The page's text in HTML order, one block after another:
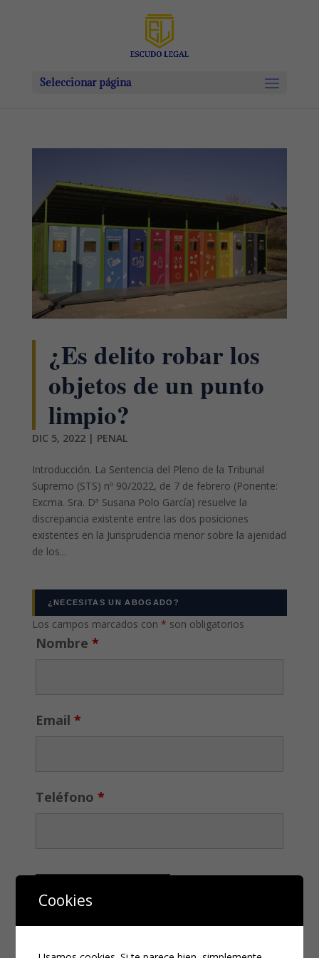
Seleccionar página
¿Es delito robar los
objetos de un punto
limpio?
DIC 5, 2022| PENAL
Introducción. La Sentencia del Pleno de la Tribunal
Supremo (STS) nº 90/2022, de 7 de febrero (Ponente:
Excma. Sra. Dª Susana Polo García) resuelve la
discrepancia existente entre las dos posiciones
existentes en la Jurisprudencia menor sobre la ajenidad
de los...
¿NECESITAS UN ABOGADO?
Los campos marcados con * son obligatorios
Nombre *
Email *
Teléfono *
Cookies